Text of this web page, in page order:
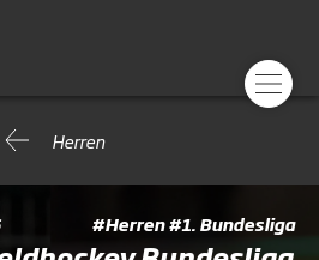
Herren
#Herren #1. Bundesliga